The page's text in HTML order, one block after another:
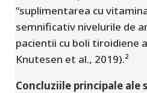
“suplimentarea cu
semnificativ nivelurile de
pacientii cu boli tiroidiene
Knutesen et al., 2019).²
Concluziile principale ale